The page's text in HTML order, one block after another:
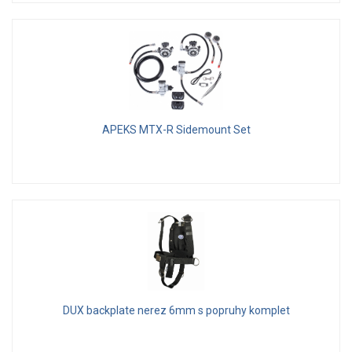
APEKS MTX-R Sidemount Set
DUX backplate nerez 6mm s popruhy komplet